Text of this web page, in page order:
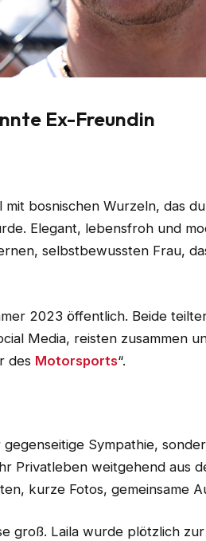
Ex-Freundin
mit bosnischen Wurzeln, das
Elegant, lebensfroh und
selbstbewussten Frau,
2023 öffentlich. Beide
Media, reisten zusammen
des Motorsports“.
Sympathie,
Privatleben weitgehend aus
kurze Fotos, gemeinsame
groß. Laila wurde plötzlich zur